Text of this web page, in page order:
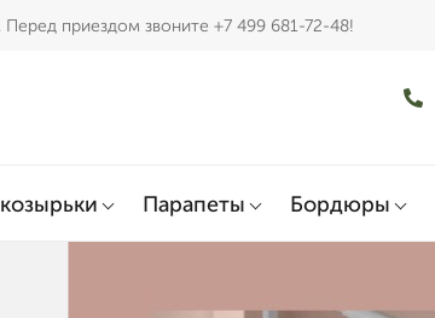
приездом звоните +7 499 681-72-48!
Парапеты Бордюры